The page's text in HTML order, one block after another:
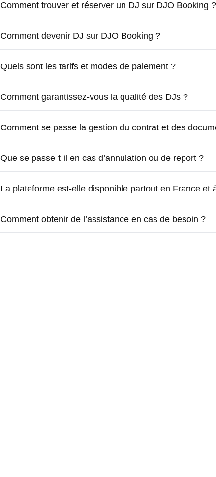
Comment trouver et réserver un DJ sur DJO Booking ?
Comment devenir DJ sur DJO Booking ?
Quels sont les tarifs et modes de paiement ?
Comment garantissez-vous la qualité des DJs ?
Comment se passe la gestion du contrat et des
Que se passe-t-il en cas d’annulation ou de report ?
La plateforme est-elle disponible partout en France et
Comment obtenir de l’assistance en cas de besoin ?